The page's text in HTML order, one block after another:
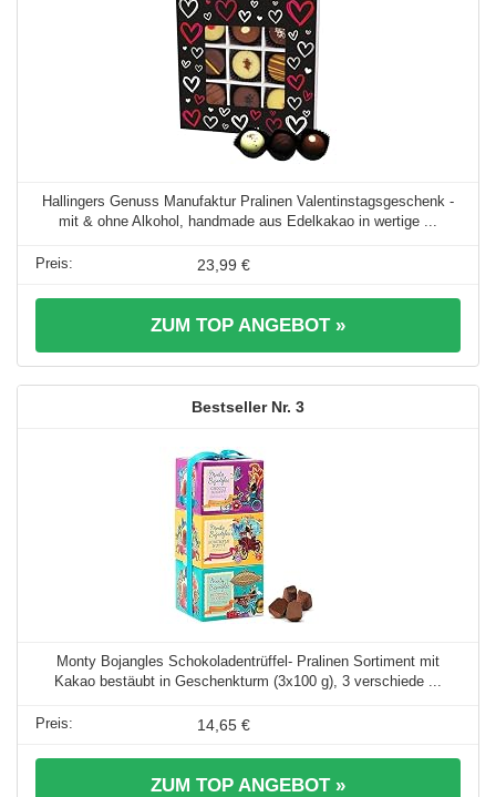
Hallingers Genuss Manufaktur Pralinen Valentinstagsgeschenk -
mit & ohne Alkohol, handmade aus Edelkakao in wertige ...
23,99 €
ZUM TOP ANGEBOT »
3
Monty Bojangles Schokoladentrüffel- Pralinen Sortiment mit
Kakao bestäubt in Geschenkturm (3x100 g), 3 verschiede ...
14,65 €
ZUM TOP ANGEBOT »